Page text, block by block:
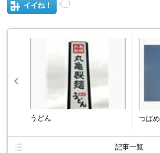
イイね！
うどん つばめ
記事一覧